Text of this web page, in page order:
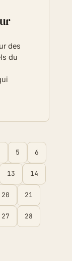
des
du
5 6
13 14
20 21
27 28